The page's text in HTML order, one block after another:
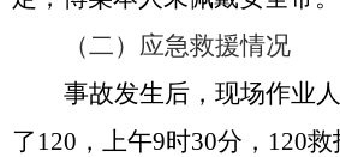
（二）应急救援情况
事故发生后，现场作业
了 120，上午9时30分， 120